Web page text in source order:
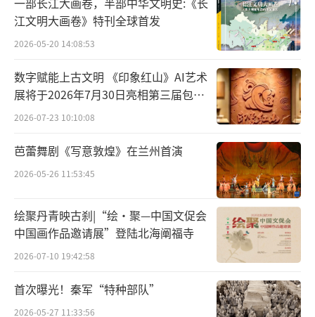
成为一种时尚。
在灯光璀璨的剧院里，在粉墙黛瓦的昆曲
小镇上，在风景如画的田园乡村，看戏与学戏
融入昆山人的日常生活，戏曲艺术滋养着这座
古老与现代交相辉映的城市。
江苏昆山作为“百戏之祖”昆曲的发源
地，举办了6届戏曲百戏（昆山）盛典，各剧种
的戏曲名家、老少戏迷慕名而来、络绎不绝。
到昆山追戏，在昆山演戏，成为一种时尚。
“雅到极致”的昆曲，融入昆山人的日常
生活
江文明大画卷》特刊全球首发
2026-05-20 14:08:53
数字赋能上古文明 《印象红山》AI艺术
展将于2026年7月30日亮相第三届包头
艺博会
2026-07-23 10:10:08
芭蕾舞剧《写意敦煌》在兰州首演
2026-05-26 11:53:45
绘聚丹青映古刹|“绘·聚—中国文促会
中国画作品邀请展”登陆北海阐福寺
2026-07-10 19:42:58
首次曝光！秦军“特种部队”
2026-05-27 11:33:56